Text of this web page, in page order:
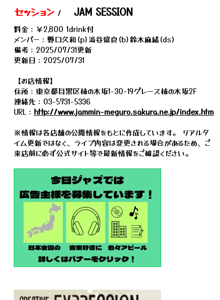
セッション / JAM SESSION
料金：￥2,800 1drink付
メンバー：野口久和(p)澁谷盛良(b)鈴木麻緒(ds)
備考：2025/07/31更新
更新日：2025/07/31
【お店情報】
住所：東京都目黒区柿の木坂1-30-19グレース柿の木坂2F
連絡先：03-5731-5336
URL： http://www.jammin-meguro.sakura.ne.jp/index.htm
※情報は各店舗の公開情報をもとに作成しています。 リアルタ
イム更新ではなく、ライブ内容は変更される場合があるため、ご
来店前に必ず公式サイト等で最新情報をご確認ください。